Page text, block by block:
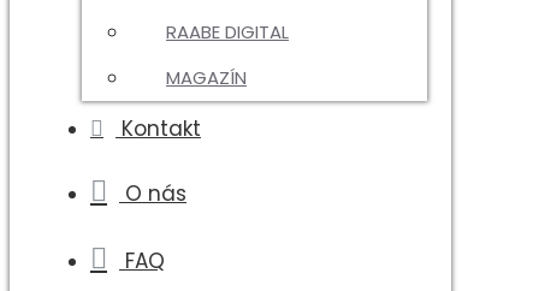
RAABE DIGITAL
MAGAZÍN
Kontakt
O nás
FAQ